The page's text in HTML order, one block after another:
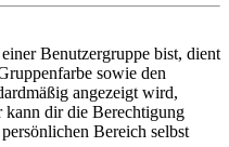
Benutzergruppe bist, dient
sowie den
angezeigt wird,
kann dir die Berechtigung
Bereich selbst